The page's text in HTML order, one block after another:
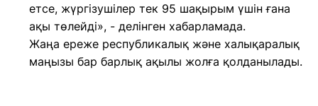
етсе, жүргізушілер тек 95 шақырым үшін ғана
ақы төлейді», - делінген хабарламада.
Жаңа ереже республикалық және халықаралық
маңызы бар барлық ақылы жолға қолданылады.